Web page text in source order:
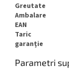
Greutate
Ambalare
EAN
Taric
garanție
Parametri